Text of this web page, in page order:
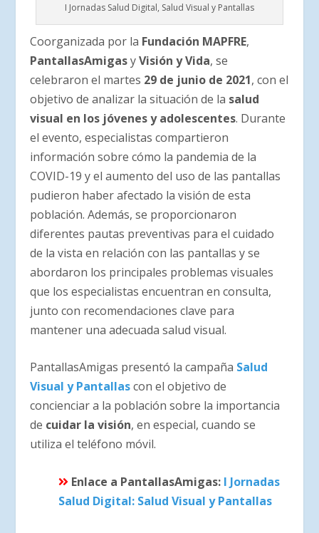
I Jornadas Salud Digital, Salud Visual y Pantallas
Coorganizada por la Fundación MAPFRE,
PantallasAmigasyVisión y Vida, se
celebraron el martes 29 de junio de 2021, con el
objetivo de analizar la situación de la salud
visual en los jóvenes y adolescentes. Durante
el evento, especialistas compartieron
información sobre cómo la pandemia de la
COVID-19 y el aumento del uso de las pantallas
pudieron haber afectado la visión de esta
población. Además, se proporcionaron
diferentes pautas preventivas para el cuidado
de la vista en relación con las pantallas y se
abordaron los principales problemas visuales
que los especialistas encuentran en consulta,
junto con recomendaciones clave para
mantener una adecuada salud visual.
PantallasAmigas presentó la campaña Salud
Visual y Pantallascon el objetivo de
concienciar a la población sobre la importancia
de cuidar la visión, en especial, cuando se
utiliza el teléfono móvil.
Enlace a PantallasAmigas: I Jornadas
Salud Digital: Salud Visual y Pantallas